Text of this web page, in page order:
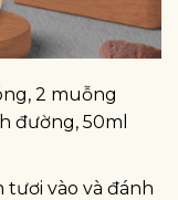
2 muỗng
đường, 50ml
vào và đánh